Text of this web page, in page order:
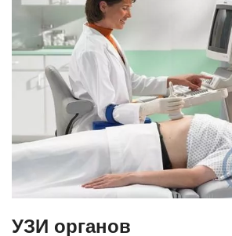
УЗИ органов